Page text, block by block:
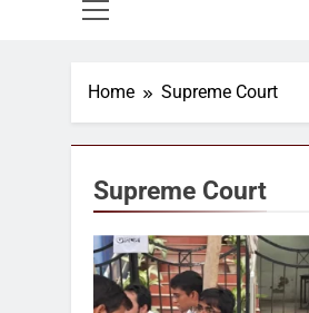
Home Supreme Court
Supreme Court